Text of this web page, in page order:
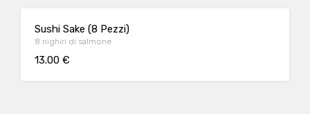
Sushi Sake (8 Pezzi)
8 nighiri di salmone
13.00 €